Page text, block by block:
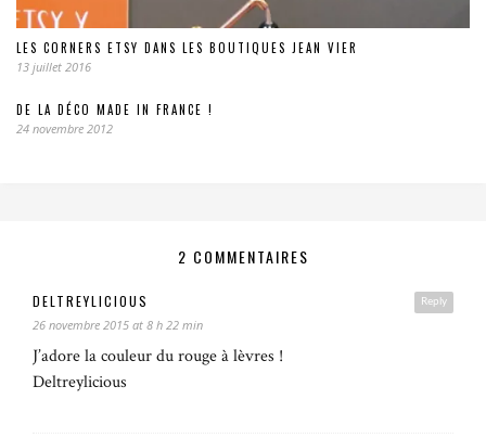
LES CORNERS ETSY DANS LES BOUTIQUES JEAN VIER
13 juillet 2016
DE LA DÉCO MADE IN FRANCE !
24 novembre 2012
2 COMMENTAIRES
Reply
DELTREYLICIOUS
26 novembre 2015 at 8 h 22 min
J’adore la couleur du rouge à lèvres !
Deltreylicious